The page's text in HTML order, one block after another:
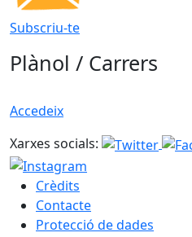
Subscriu-te
Plànol / Carrers
Accedeix
Xarxes socials:
Crèdits
Contacte
Protecció de dades